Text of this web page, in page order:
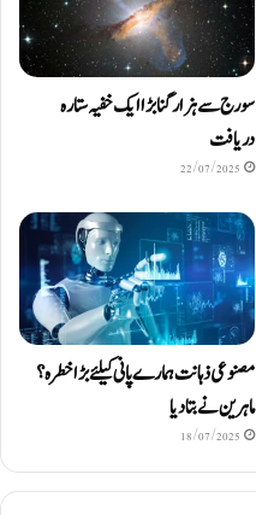
سورج سے ہزار گنا بڑا ایک خفیہ ستارہ
دریافت
22/07/2025
مصنوعی ذہانت ہمارے پانی کیلئے بڑا خطرہ؟
ماہرین نے بتا دیا
18/07/2025